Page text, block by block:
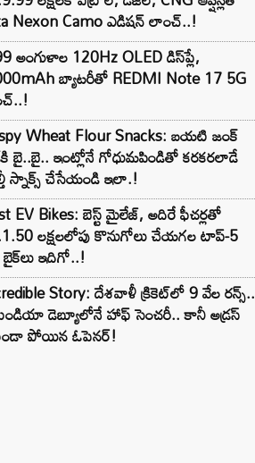
Nexon Camo ఎడిషన్ లాంచ్..!
అంగుళాల 120Hz OLED డిస్‌ప్లే,
బ్యాటరీతో REDMI Note 17 5G
Wheat Flour Snacks: బయటి జంక్
బై..బై.. ఇంట్లోనే గోధుమపిండితో కరకరలాడే
స్నాక్స్ చేసేయండి ఇలా.!
EV Bikes: బెస్ట్ మైలేజ్, అదిరే ఫీచర్లతో
లక్షలలోపు కొనుగోలు చేయగల టాప్-5
బైక్‌లు ఇదిగో..!
Story: దేశవాళీ క్రికెట్‌లో 9 వేల రన్స్..
డెబ్యూలోనే హాఫ్ సెంచరీ.. కానీ అడ్రస్
పోయిన ఓపెనర్!